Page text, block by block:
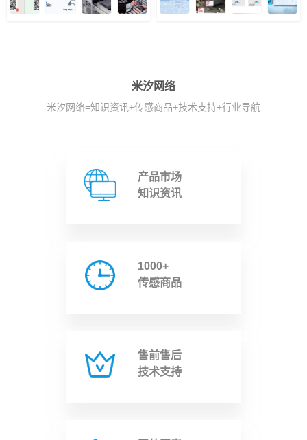
米汐网络
米汐网络=知识资讯+传感商品+技术支持+行业导航
产品市场
知识资讯
1000+
传感商品
售前售后
技术支持